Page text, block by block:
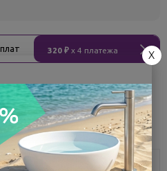
320 ₽ x 4 платежа X